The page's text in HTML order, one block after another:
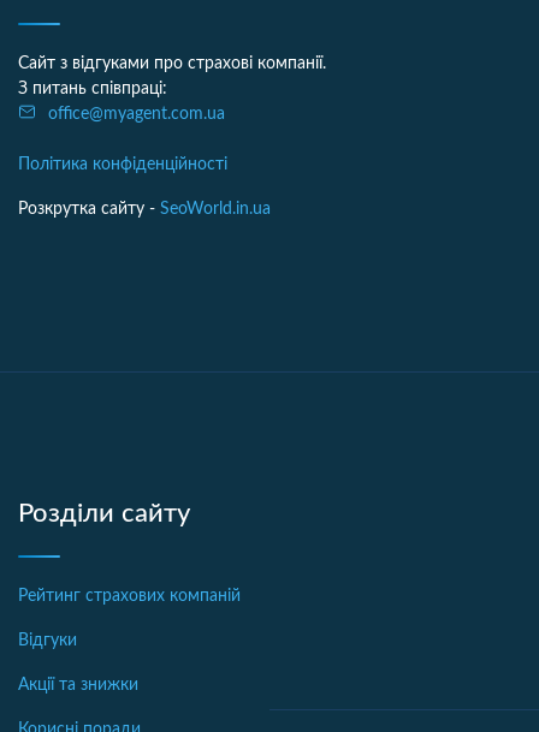
Сайт з відгуками про страхові компанії.
З питань співпраці:
office@myagent.com.ua
Політика конфіденційності
Розкрутка сайту - SeoWorld.in.ua
Розділи сайту
Рейтинг страхових компаній
Відгуки
Акції та знижки